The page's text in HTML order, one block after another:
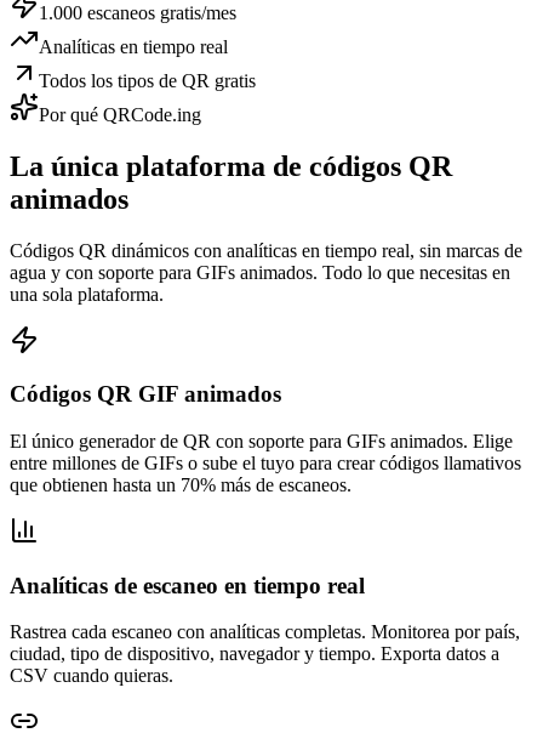
1.000 escaneos gratis/mes
Analíticas en tiempo real
Todos los tipos de QR gratis
Por qué QRCode.ing
La única plataforma de códigos QR
animados
Códigos QR dinámicos con analíticas en tiempo real, sin marcas de
agua y con soporte para GIFs animados. Todo lo que necesitas en
una sola plataforma.
Códigos QR GIF animados
El único generador de QR con soporte para GIFs animados. Elige
entre millones de GIFs o sube el tuyo para crear códigos llamativos
que obtienen hasta un 70% más de escaneos.
Analíticas de escaneo en tiempo real
Rastrea cada escaneo con analíticas completas. Monitorea por país,
ciudad, tipo de dispositivo, navegador y tiempo. Exporta datos a
CSV cuando quieras.